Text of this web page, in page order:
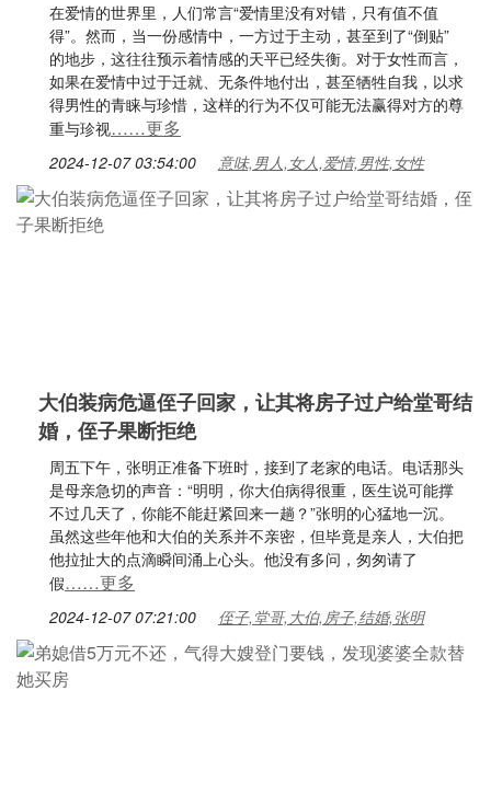
在爱情的世界里，人们常言“爱情里没有对错，只有值不值
得”。然而，当一份感情中，一方过于主动，甚至到了“倒贴”
的地步，这往往预示着情感的天平已经失衡。对于女性而言，
如果在爱情中过于迁就、无条件地付出，甚至牺牲自我，以求
得男性的青睐与珍惜，这样的行为不仅可能无法赢得对方的尊
重与珍视……更多
2024-12-07 03:54:00 意味,男人,女人,爱情,男性,女性
大伯装病危逼侄子回家，让其将房子过户给堂哥结
婚，侄子果断拒绝
周五下午，张明正准备下班时，接到了老家的电话。电话那头
是母亲急切的声音：“明明，你大伯病得很重，医生说可能撑
不过几天了，你能不能赶紧回来一趟？”张明的心猛地一沉。
虽然这些年他和大伯的关系并不亲密，但毕竟是亲人，大伯把
他拉扯大的点滴瞬间涌上心头。他没有多问，匆匆请了
假……更多
2024-12-07 07:21:00 侄子,堂哥,大伯,房子,结婚,张明